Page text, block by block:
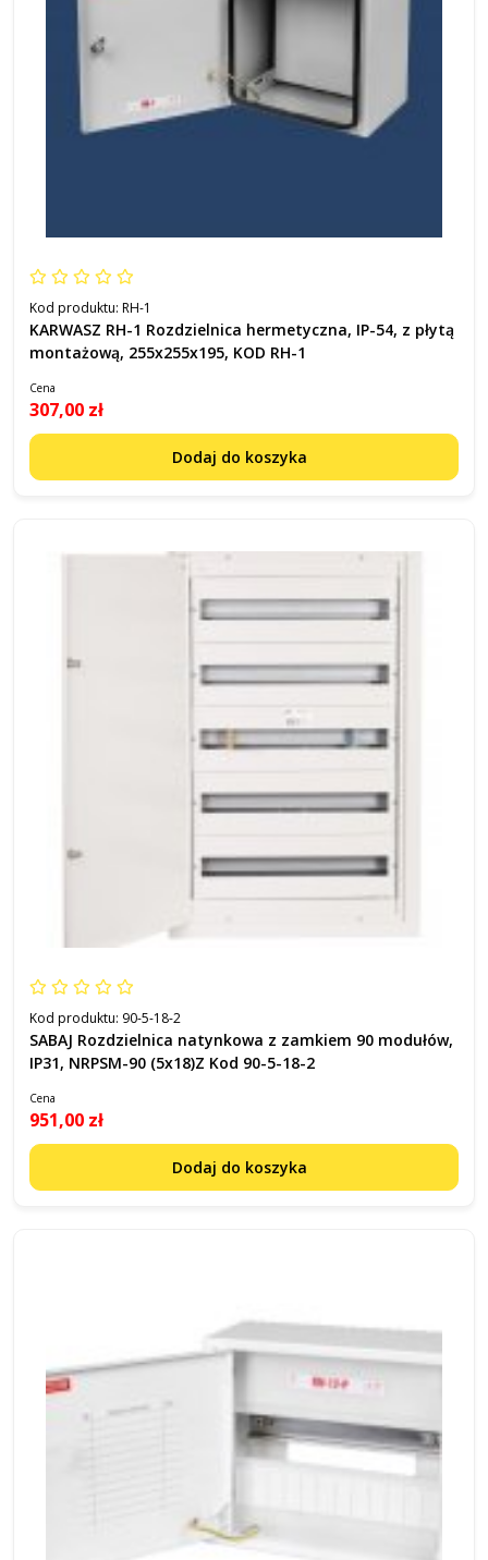
Kod produktu: RH-1
KARWASZ RH-1 Rozdzielnica hermetyczna, IP-54, z płytą
montażową, 255x255x195, KOD RH-1
Cena
307,00 zł
Dodaj do koszyka
Kod produktu: 90-5-18-2
SABAJ Rozdzielnica natynkowa z zamkiem 90 modułów,
IP31, NRPSM-90 (5x18)Z Kod 90-5-18-2
Cena
951,00 zł
Dodaj do koszyka